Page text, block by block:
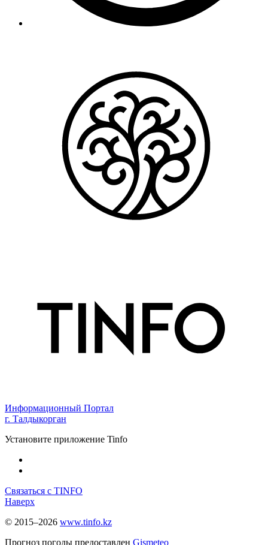
Информационный Портал
г. Талдыкорган
Установите приложение Tinfo
Связаться с TINFO
Наверх
© 2015–2026 www.tinfo.kz
Прогноз погоды предоставлен Gismeteo